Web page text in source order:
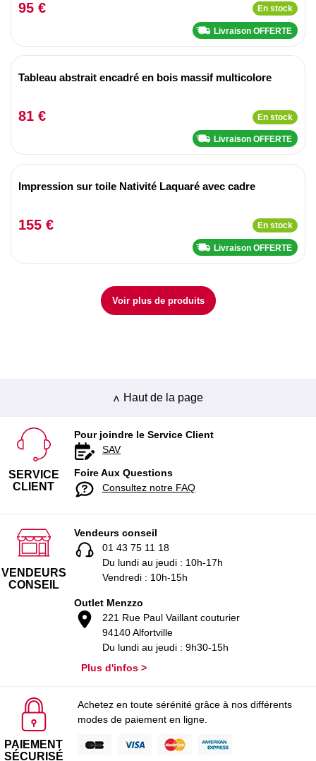
95 € En stock
Livraison OFFERTE
Tableau abstrait encadré en bois massif multicolore
81 € En stock
Livraison OFFERTE
Impression sur toile Nativité Laquaré avec cadre
155 € En stock
Livraison OFFERTE
Voir plus de produits
Haut de la page
SERVICE
CLIENT
Pour joindre le Service Client
SAV
Foire Aux Questions
Consultez notre FAQ
VENDEURS
CONSEIL
Vendeurs conseil
01 43 75 11 18
Du lundi au jeudi : 10h-17h
Vendredi : 10h-15h
Outlet Menzzo
221 Rue Paul Vaillant couturier
94140 Alfortville
Du lundi au jeudi : 9h30-15h
Plus d'infos >
PAIEMENT
SÉCURISÉ
Achetez en toute sérénité grâce à nos différents
modes de paiement en ligne.